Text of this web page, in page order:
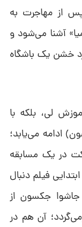
از مهاجرت به
آشنا می‌شود و
خشن یک باشگاه
لی، بلکه با
ادامه می‌یابد؛
در یک مسابقه
فیلم دنبال
جاشوا جکسون از
آن هم در